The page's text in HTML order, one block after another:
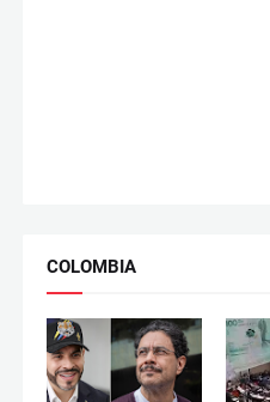
COLOMBIA